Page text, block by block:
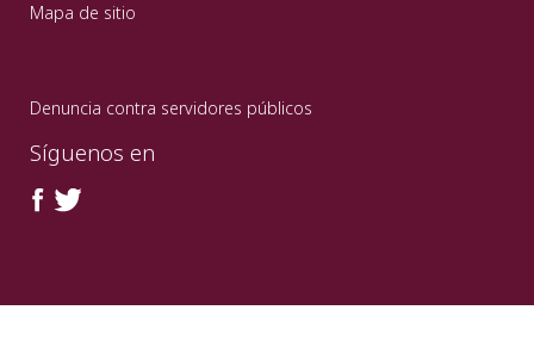
Mapa de sitio
Denuncia contra servidores públicos
Síguenos en